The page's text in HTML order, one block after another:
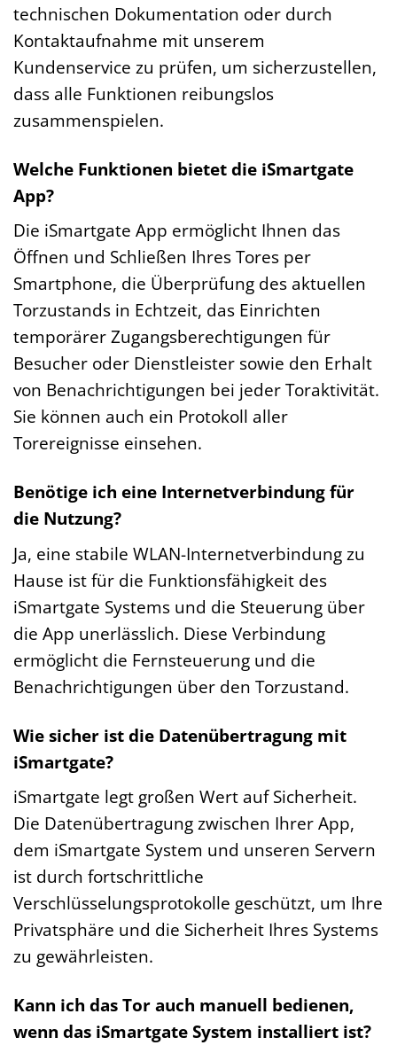
technischen Dokumentation oder durch
Kontaktaufnahme mit unserem
Kundenservice zu prüfen, um sicherzustellen,
dass alle Funktionen reibungslos
zusammenspielen.
Welche Funktionen bietet die iSmartgate
App?
Die iSmartgate App ermöglicht Ihnen das
Öffnen und Schließen Ihres Tores per
Smartphone, die Überprüfung des aktuellen
Torzustands in Echtzeit, das Einrichten
temporärer Zugangsberechtigungen für
Besucher oder Dienstleister sowie den Erhalt
von Benachrichtigungen bei jeder Toraktivität.
Sie können auch ein Protokoll aller
Torereignisse einsehen.
Benötige ich eine Internetverbindung für
die Nutzung?
Ja, eine stabile WLAN-Internetverbindung zu
Hause ist für die Funktionsfähigkeit des
iSmartgate Systems und die Steuerung über
die App unerlässlich. Diese Verbindung
ermöglicht die Fernsteuerung und die
Benachrichtigungen über den Torzustand.
Wie sicher ist die Datenübertragung mit
iSmartgate?
iSmartgate legt großen Wert auf Sicherheit.
Die Datenübertragung zwischen Ihrer App,
dem iSmartgate System und unseren Servern
ist durch fortschrittliche
Verschlüsselungsprotokolle geschützt, um Ihre
Privatsphäre und die Sicherheit Ihres Systems
zu gewährleisten.
Kann ich das Tor auch manuell bedienen,
wenn das iSmartgate System installiert ist?